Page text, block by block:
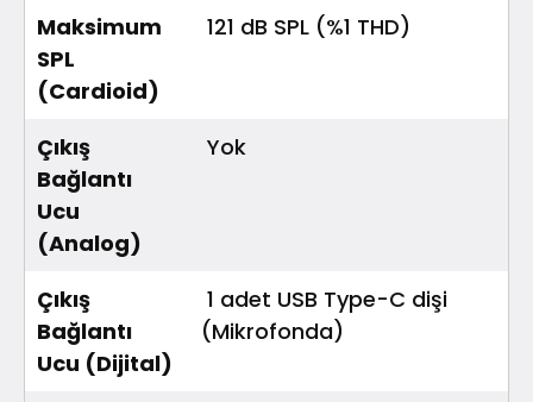
Maksimum
SPL
(Cardioid)
121 dB SPL (%1 THD)
Çıkış
Bağlantı
Ucu
(Analog)
Yok
Çıkış
Bağlantı
Ucu (Dijital)
1 adet USB Type-C dişi
(Mikrofonda)